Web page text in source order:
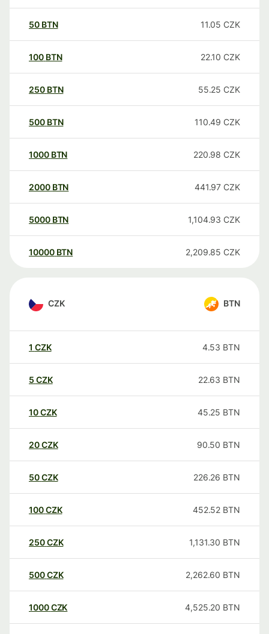
50 BTN 11.05 CZK
100 BTN 22.10 CZK
250 BTN 55.25 CZK
500 BTN 110.49 CZK
1000 BTN 220.98 CZK
2000 BTN 441.97 CZK
5000 BTN 1,104.93 CZK
10000 BTN 2,209.85 CZK
CZK BTN
1 CZK 4.53 BTN
5 CZK 22.63 BTN
10CZK 45.25 BTN
20CZK 90.50 BTN
50CZK 226.26 BTN
100CZK 452.52 BTN
250CZK 1,131.30 BTN
500CZK 2,262.60 BTN
1000CZK 4,525.20 BTN